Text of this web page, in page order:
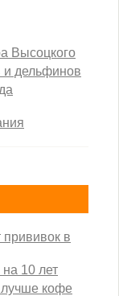
Высоцкого
и дельфинов
в
10 лет
кофе